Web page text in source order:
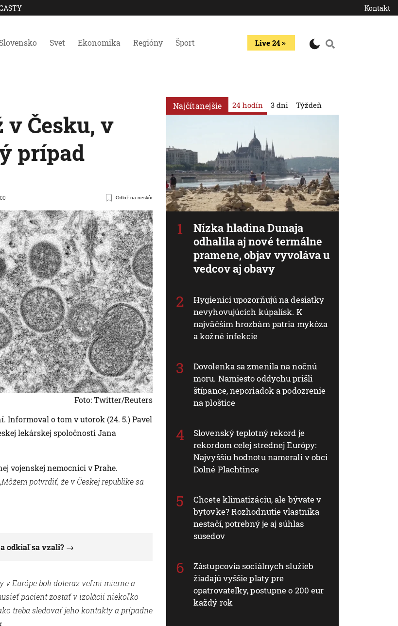
Kontakt
Slovensko Svet Ekonomika Regióny Šport Live 24
v Česku, v
prípad
Odlož na neskôr
Foto: Twitter/Reuters
Informoval o tom v utorok (24. 5.) Pavel
lekárskej spoločnosti Jana
vojenskej nemocnici v Prahe.
„Môžem potvrdiť, že v Českej republike sa
odkiaľ sa vzali?
v Európe boli doteraz veľmi mierne a
pacient zostať v izolácii niekoľko
treba sledovať jeho kontakty a prípadne
Najčítanejšie 24 hodín
Nízka hladina Dunaja
odhalila aj nové termálne
pramene, objav vyvoláva u
vedcov aj obavy
Hygienici upozorňujú na desiatky
nevyhovujúcich kúpalísk. K
najväčším hrozbám patria mykóza
a kožné infekcie
Dovolenka sa zmenila na nočnú
moru. Namiesto oddychu prišli
štípance, neporiadok a podozrenie
na ploštice
Slovenský teplotný rekord je
rekordom celej strednej Európy:
Najvyššiu hodnotu namerali v obci
Dolné Plachtince
Chcete klimatizáciu, ale bývate v
bytovke? Rozhodnutie vlastníka
nestačí, potrebný je aj súhlas
susedov
Zástupcovia sociálnych služieb
žiadajú vyššie platy pre
opatrovateľky, postupne o 200 eur
každý rok
3 dni Týždeň